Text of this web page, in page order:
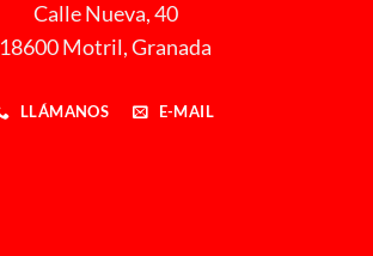
Calle Nueva, 40
18600 Motril, Granada
LLÁMANOS E-MAIL